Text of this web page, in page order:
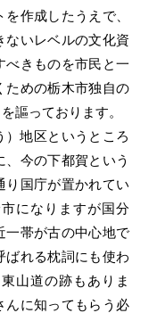
作成したうえで、
ないレベルの文化資
べきものを市民と一
ための栃木市独自の
謳っております。
地区というところ
今の下都賀という
り国庁が置かれてい
になりますが国分
一帯が古の中心地で
ばれる枕詞にも使わ
山道の跡もありま
んに知ってもらう必